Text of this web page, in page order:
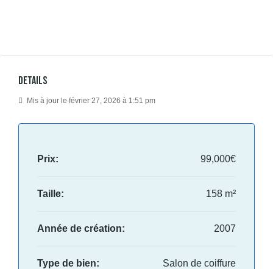
Details
Mis à jour le février 27, 2026 à 1:51 pm
Prix: 99,000€
Taille: 158 m²
Année de création: 2007
Type de bien: Salon de coiffure